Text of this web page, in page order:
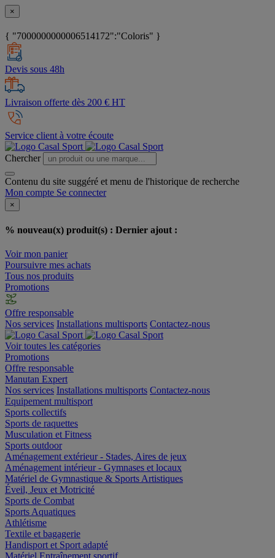
×
{ "7000000000006514172":"Coloris" }
Devis sous 48h
Livraison offerte dès 200 € HT
Service client à votre écoute
Chercher
Contenu du site suggéré et menu de l'historique de recherche
Mon compte Se connecter
×
% nouveau(x) produit(s) : Dernier ajout :
Voir mon panier
Poursuivre mes achats
Tous nos produits
Promotions
Offre responsable
Nos services Installations multisports Contactez-nous
Voir toutes les catégories
Promotions
Offre responsable
Manutan Expert
Nos services Installations multisports Contactez-nous
Equipement multisport
Sports collectifs
Sports de raquettes
Musculation et Fitness
Sports outdoor
Aménagement extérieur - Stades, Aires de jeux
Aménagement intérieur - Gymnases et locaux
Matériel de Gymnastique & Sports Artistiques
Éveil, Jeux et Motricité
Sports de Combat
Sports Aquatiques
Athlétisme
Textile et bagagerie
Handisport et Sport adapté
Matériel Entraînement sportif